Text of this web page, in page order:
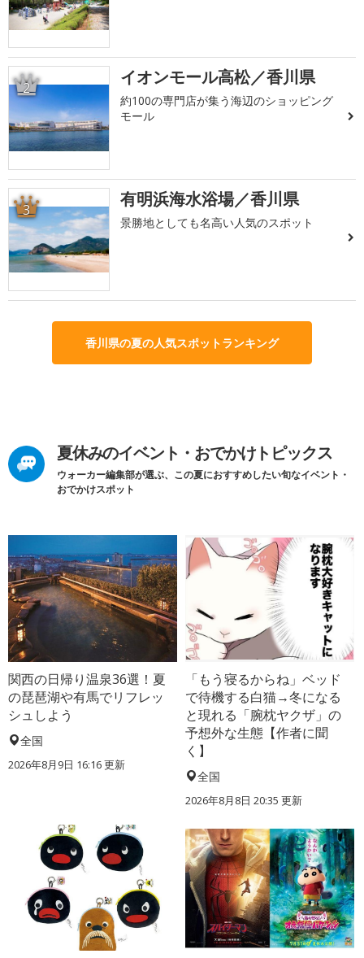
2 イオンモール高松／香川県
約100の専門店が集う海辺のショッピング
モール
3 有明浜海水浴場／香川県
景勝地としても名高い人気のスポット
香川県の夏の人気スポットランキング
夏休みのイベント・おでかけトピックス
ウォーカー編集部が選ぶ、この夏におすすめしたい旬なイベント・
おでかけスポット
関西の日帰り温泉36選！夏
の琵琶湖や有馬でリフレッ
シュしよう
全国
2026年8月9日 16:16更新
「もう寝るからね」ベッド
で待機する白猫→冬になる
と現れる「腕枕ヤクザ」の
予想外な生態【作者に聞
く】
全国
2026年8月8日 20:35 更新